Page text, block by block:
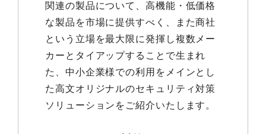
関連の製品について、高機能・低価格
な製品を市場に提供すべく、また商社
という立場を最大限に発揮し複数メー
カーとタイアップすることで生まれ
た、中小企業様での利用をメインとし
た高文オリジナルのセキュリティ対策
ソリューションをご紹介いたします。